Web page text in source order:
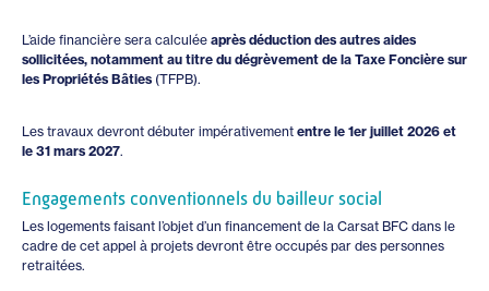
L’aide financière sera calculée après déduction des autres aides
sollicitées, notamment au titre du dégrèvement de la Taxe Foncière sur
les Propriétés Bâties (TFPB).
Les travaux devront débuter impérativement entre le 1er juillet 2026 et
le 31 mars 2027.
Engagements conventionnels du bailleur social
Les logements faisant l’objet d’un financement de la Carsat BFC dans le
cadre de cet appel à projets devront être occupés par des personnes
retraitées.